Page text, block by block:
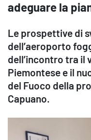
adeguare la
Le prospettive di
dell’aeroporto
dell’incontro tra il
Piemontese e il
del Fuoco della
Capuano.